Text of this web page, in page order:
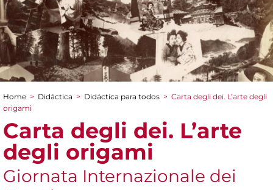
You are here
Home > Didáctica > Didáctica para todos > Carta degli dei. L’arte degli
origami
Carta degli dei. L’arte
degli origami
Giornata Internazionale dei